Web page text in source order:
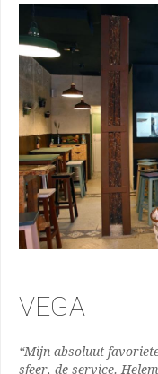
VEGA
“Mijn absoluut
sfeer, de service.